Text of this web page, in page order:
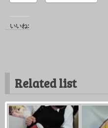
いいね:
Related list